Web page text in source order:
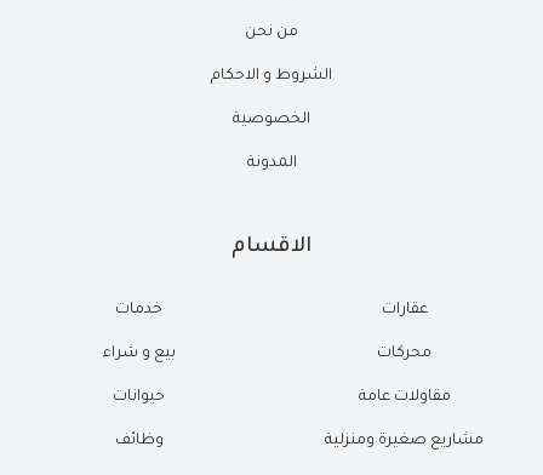
من نحن
الشروط و الاحكام
الخصوصية
المدونة
الاقسام
عقارات
محركات
مقاولات عامة
مشاريع صغيرة ومنزلية
خدمات
بيع و شراء
حيوانات
وظائف